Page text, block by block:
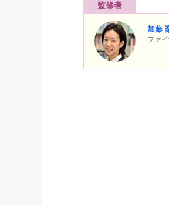
監修者
加藤
ファ